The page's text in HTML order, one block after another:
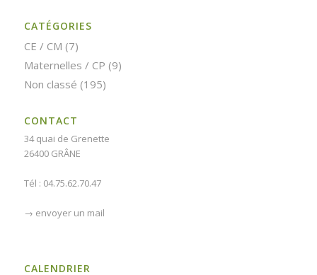
CATÉGORIES
CE / CM (7)
Maternelles / CP (9)
Non classé (195)
CONTACT
34 quai de Grenette
26400 GRÂNE
Tél : 04.75.62.70.47
→ envoyer un mail
CALENDRIER